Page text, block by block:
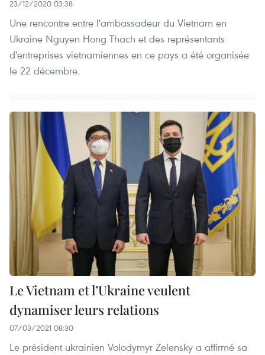
23/12/2020 03:38
Une rencontre entre l'ambassadeur du Vietnam en
Ukraine Nguyen Hong Thach et des représentants
d'entreprises vietnamiennes en ce pays a été organisée
le 22 décembre.
Le Vietnam et l’Ukraine veulent
dynamiser leurs relations
07/03/2021 08:30
Le président ukrainien Volodymyr Zelensky a affirmé sa